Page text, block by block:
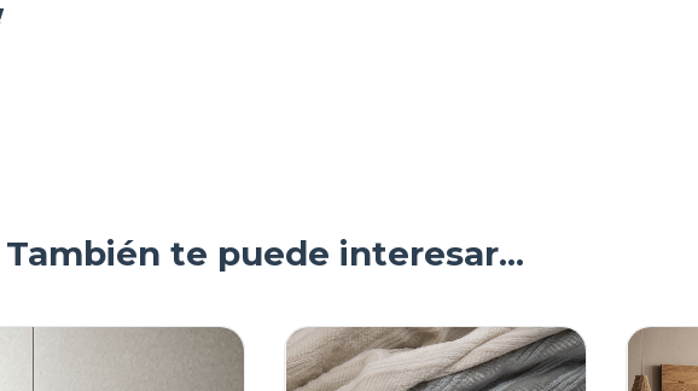
También te puede interesar...